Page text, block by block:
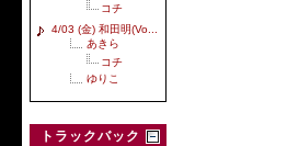
コチ
4/03 (金) 和田明(Vo...
あきら
コチ
ゆりこ
トラックバック